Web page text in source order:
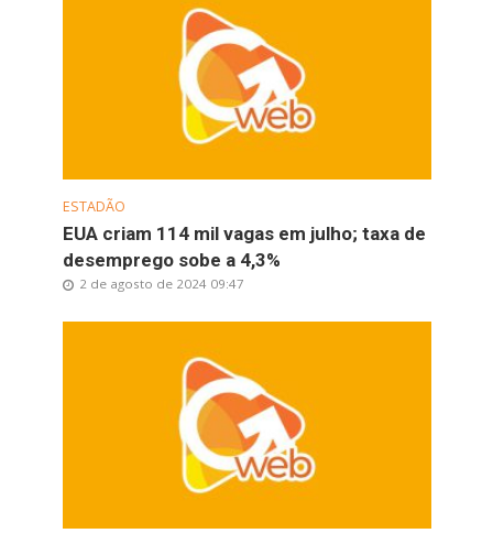
ESTADÃO
EUA criam 114 mil vagas em julho; taxa de
desemprego sobe a 4,3%
2 de agosto de 2024 09:47